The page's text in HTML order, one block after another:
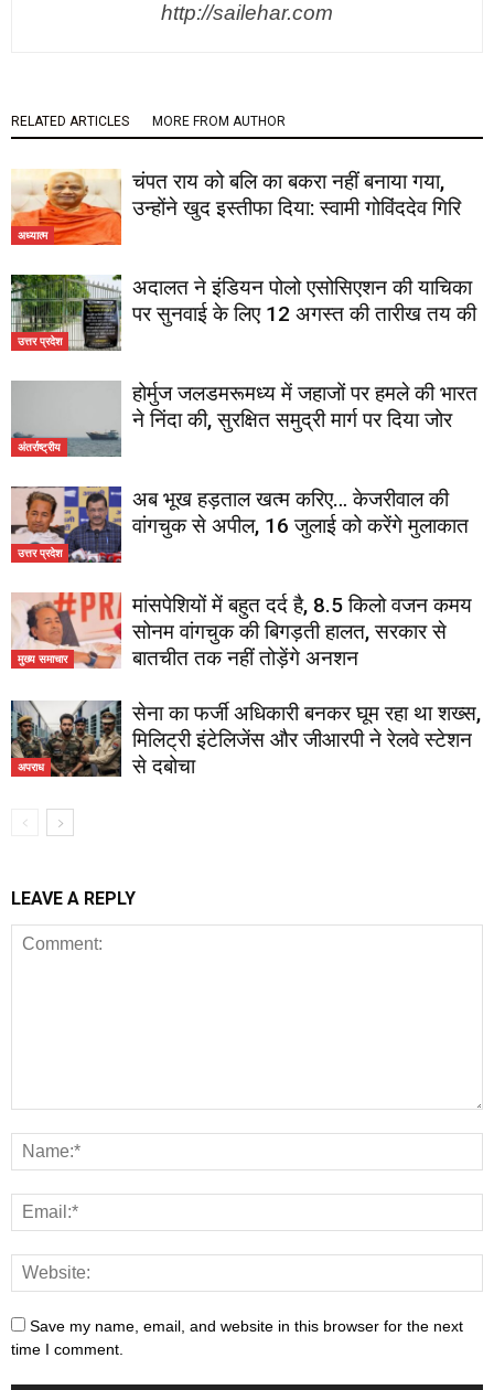
http://sailehar.com
RELATED ARTICLES MORE FROM AUTHOR
अध्यात्म
चंपत राय को बलि का बकरा नहीं बनाया गया,
उन्होंने खुद इस्तीफा दिया: स्वामी गोविंददेव गिरि
उत्तर प्रदेश
अदालत ने इंडियन पोलो एसोसिएशन की याचिका
पर सुनवाई के लिए 12 अगस्त की तारीख तय की
अंतर्राष्ट्रीय
होर्मुज जलडमरूमध्य में जहाजों पर हमले की भारत
ने निंदा की, सुरक्षित समुद्री मार्ग पर दिया जोर
उत्तर प्रदेश
अब भूख हड़ताल खत्म करिए… केजरीवाल की
वांगचुक से अपील, 16 जुलाई को करेंगे मुलाकात
मुख्य समाचार
मांसपेशियों में बहुत दर्द है, 8.5 किलो वजन कमय
सोनम वांगचुक की बिगड़ती हालत, सरकार से
बातचीत तक नहीं तोड़ेंगे अनशन
अपराध
सेना का फर्जी अधिकारी बनकर घूम रहा था शख्स,
मिलिट्री इंटेलिजेंस और जीआरपी ने रेलवे स्टेशन
से दबोचा
LEAVE A REPLY
Save my name, email, and website in this browser for the next
time I comment.